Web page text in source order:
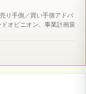
り手側／買い手側アドバ
オピニオン、事業計画策